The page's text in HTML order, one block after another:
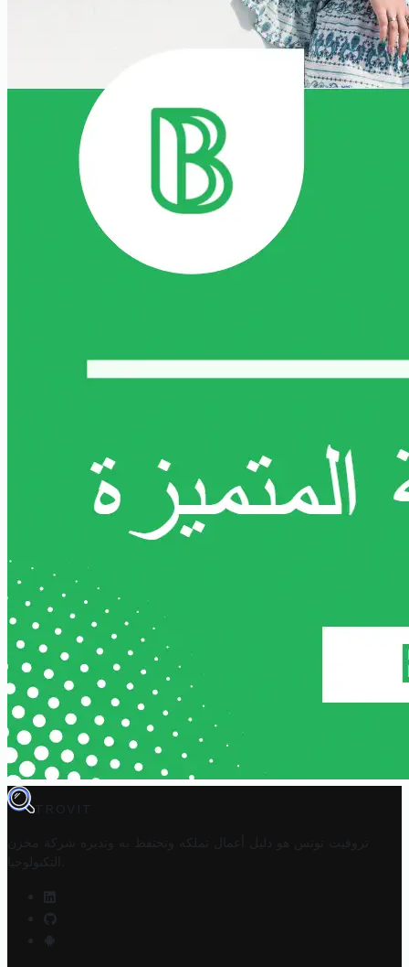
TROVIT
تروفيت تونس هو دليل أعمال تملكه وتحتفظ به وتديره
شركة مخزن
التكنولوجيا